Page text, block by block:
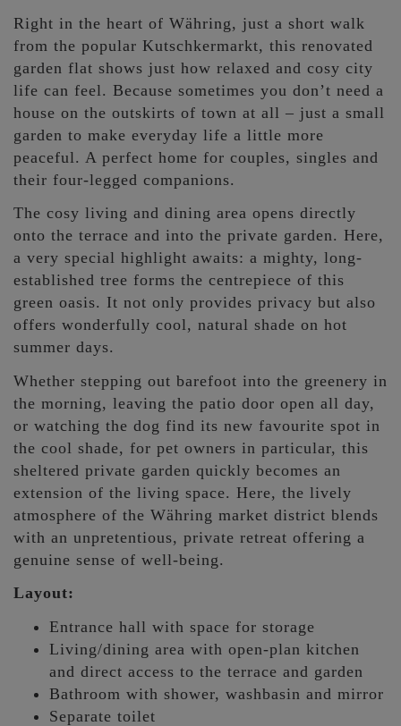
Right in the heart of Währing, just a short walk
from the popular Kutschkermarkt, this renovated
garden flat shows just how relaxed and cosy city
life can feel. Because sometimes you don’t need a
house on the outskirts of town at all – just a small
garden to make everyday life a little more
peaceful. A perfect home for couples, singles and
their four-legged companions.
The cosy living and dining area opens directly
onto the terrace and into the private garden. Here,
a very special highlight awaits: a mighty, long-
established tree forms the centrepiece of this
green oasis. It not only provides privacy but also
offers wonderfully cool, natural shade on hot
summer days.
Whether stepping out barefoot into the greenery in
the morning, leaving the patio door open all day,
or watching the dog find its new favourite spot in
the cool shade, for pet owners in particular, this
sheltered private garden quickly becomes an
extension of the living space. Here, the lively
atmosphere of the Währing market district blends
with an unpretentious, private retreat offering a
genuine sense of well-being.
Layout:
Entrance hall with space for storage
Living/dining area with open-plan kitchen
and direct access to the terrace and garden
Bathroom with shower, washbasin and mirror
Separate toilet